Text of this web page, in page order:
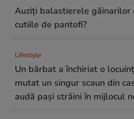
Auziți balastierele găinarilor
cutiile de pantofi?
Lifestyle
Un bărbat a închiriat o
mutat un singur scaun din
audă pași străini în mijlocul